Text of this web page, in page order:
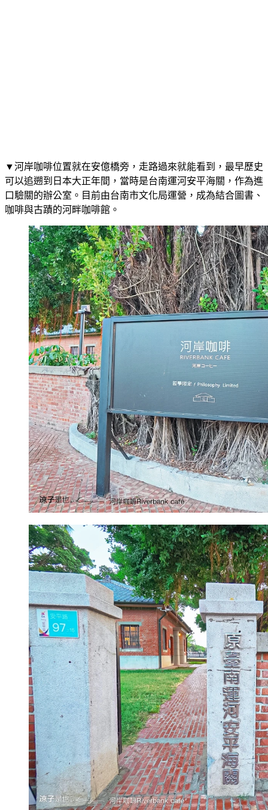
▼河岸咖啡位置就在安億橋旁，走路過來就能看到，最早歷史
可以追遡到日本大正年間，當時是台南運河安平海關，作為進
口驗關的辦公室。目前由台南市文化局運營，成為結合圖書、
咖啡與古蹟的河畔咖啡館。